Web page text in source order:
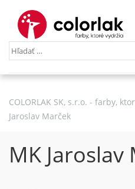
COLORLAK SK, s.r.o. - farby,
Jaroslav Marček
MK Jaroslav